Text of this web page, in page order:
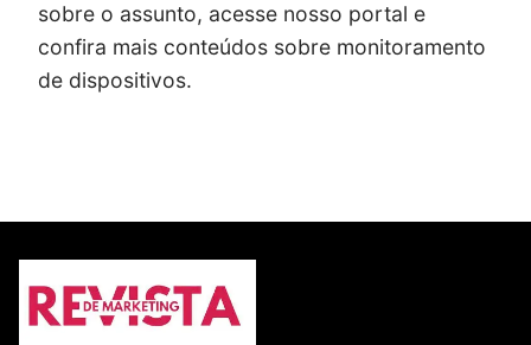
sobre o assunto, acesse nosso portal e
confira mais conteúdos sobre monitoramento
de dispositivos.